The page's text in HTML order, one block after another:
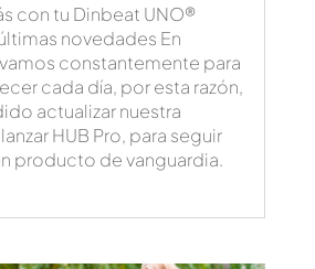
con tu Dinbeat UNO®
novedades En
constantemente para
cada día, por esta razón,
actualizar nuestra
HUB Pro, para seguir
producto de vanguardia.